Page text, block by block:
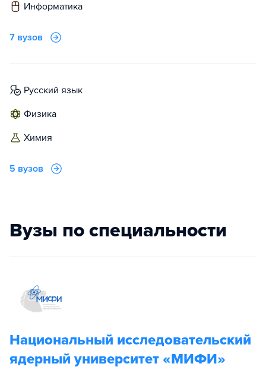
информатика
7 вузов
русский язык
физика
химия
5 вузов
Вузы по специальности
Национальный исследовательский
ядерный университет «МИФИ»